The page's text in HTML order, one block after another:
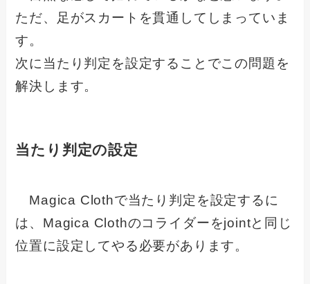
ただ、足がスカートを貫通してしまっていま
す。
次に当たり判定を設定することでこの問題を
解決します。
当たり判定の設定
Magica Clothで当たり判定を設定するに
は、Magica Clothのコライダーをjointと同じ
位置に設定してやる必要があります。